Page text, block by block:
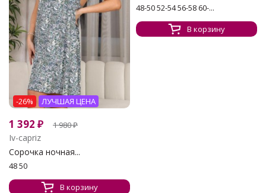
-26% ЛУЧШАЯ ЦЕНА
1 392 ₽ 1 980₽
Iv-capriz
Сорочка ночная...
48 50
В корзину
48-50 52-54 56-58 60-...
В корзину